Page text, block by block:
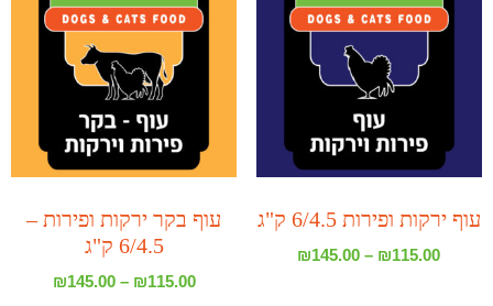
עוף ירקות ופירות 6/4.5 ק"ג
₪115.00
–
₪145.00
עוף בקר ירקות ופירות –
6/4.5 ק"ג
₪115.00
–
₪145.00